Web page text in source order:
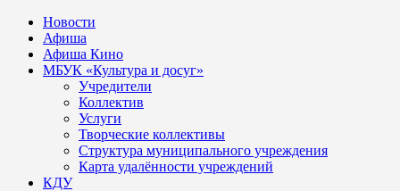
Новости
Афиша
Афиша Кино
МБУК «Культура и досуг»
Учредители
Коллектив
Услуги
Творческие коллективы
Структура муниципального учреждения
Карта удалённости учреждений
КДУ